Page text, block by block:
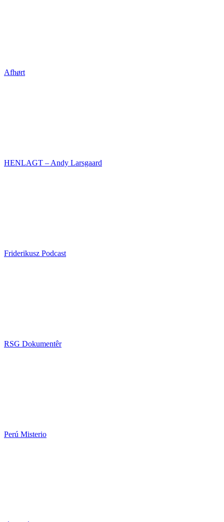
Afhørt
HENLAGT – Andy Larsgaard
Friderikusz Podcast
RSG Dokumentêr
Perú Misterio